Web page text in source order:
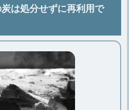
は処分せずに再利用で